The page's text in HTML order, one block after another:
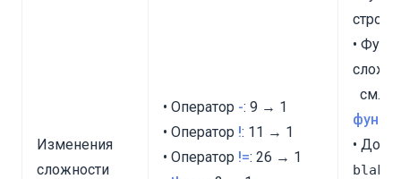
Изменения
сложности
• Оператор -: 9 → 1
• Оператор !: 11 → 1
• Оператор !=: 26 → 1
строк
•
см. в
•